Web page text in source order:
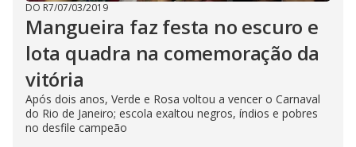
DO R7/07/03/2019
Mangueira faz festa no escuro e
lota quadra na comemoração da
vitória
Após dois anos, Verde e Rosa voltou a vencer o Carnaval
do Rio de Janeiro; escola exaltou negros, índios e pobres
no desfile campeão